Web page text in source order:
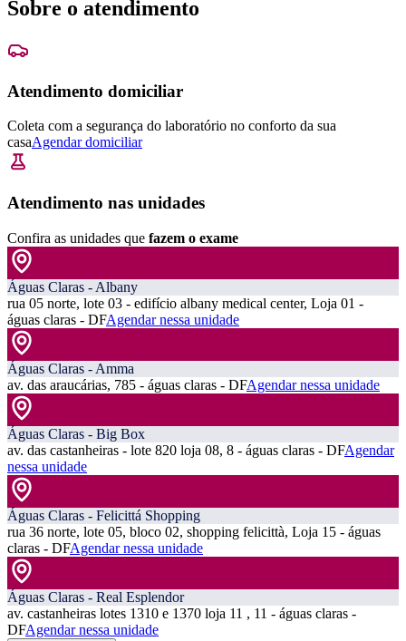
Sobre o atendimento
Atendimento domiciliar
Coleta com a segurança do laboratório no conforto da sua
casaAgendar domiciliar
Atendimento nas unidades
Confira as unidades que fazem o exame
Águas Claras - Albany
rua 05 norte, lote 03 - edifício albany medical center, Loja 01 -
águas claras - DFAgendar nessa unidade
Águas Claras - Amma
av. das araucárias, 785 - águas claras - DFAgendar nessa unidade
Águas Claras - Big Box
av. das castanheiras - lote 820 loja 08, 8 - águas claras - DFAgendar
nessa unidade
Águas Claras - Felicittá Shopping
rua 36 norte, lote 05, bloco 02, shopping felicittà, Loja 15 - águas
claras - DFAgendar nessa unidade
Águas Claras - Real Esplendor
av. castanheiras lotes 1310 e 1370 loja 11 , 11 - águas claras -
DFAgendar nessa unidade